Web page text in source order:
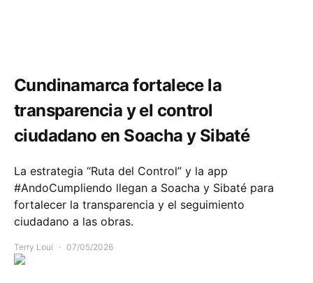
Cundinamarca fortalece la
transparencia y el control
ciudadano en Soacha y Sibaté
La estrategia “Ruta del Control” y la app
#AndoCumpliendo llegan a Soacha y Sibaté para
fortalecer la transparencia y el seguimiento
ciudadano a las obras.
Terry Loui 07/05/2026